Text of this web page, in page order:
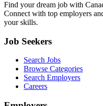
Find your dream job with
Connect with top employers
your skills.
Job Seekers
Search Jobs
Browse Categories
Search Employers
Careers